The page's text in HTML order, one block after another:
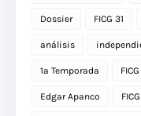
Dossier FICG 31
análisis
1a Temporada
Edgar Apanco